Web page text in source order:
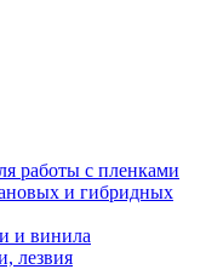
работы с пленками
и гибридных
и винила
лезвия